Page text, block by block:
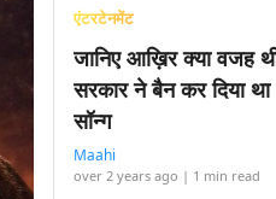
एंटरटेनमेंट
जानिए आख़िर क्या वजह
सरकार ने बैन कर दिया
सॉन्ग
Maahi
over 2 years ago | 1 min read